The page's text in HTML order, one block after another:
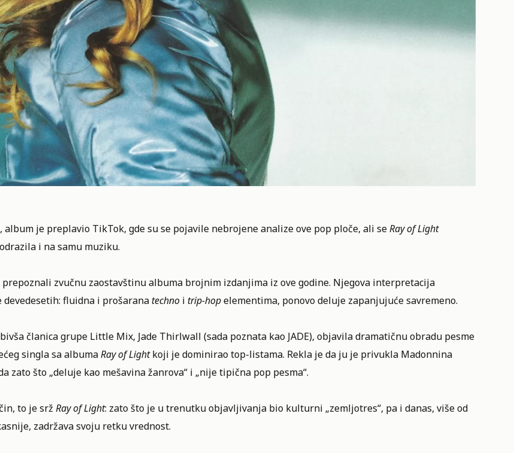
album je preplavio TikTok, gde su se pojavile nebrojene analize ove pop ploče, ali seRay of Light
i na samu muziku.
zvučnu zaostavštinu albuma brojnim izdanjima iz ove godine. Njegova interpretacija
fluidna i prošaranatechnoi trip-hopelementima, ponovo deluje zapanjujuće savremeno.
članica grupe Little Mix, Jade Thirlwall (sada poznata kao JADE), objavila dramatičnu obradu pesme
singla sa albumaRay of Lightkoji je dominirao top-listama. Rekla je da ju je privukla Madonnina
zato što „deluje kao mešavina žanrova“ i „nije tipična pop pesma“.
to je srž Ray of Light: zato što je u trenutku objavljivanja bio kulturni „zemljotres“, pa i danas, više od
zadržava svoju retku vrednost.